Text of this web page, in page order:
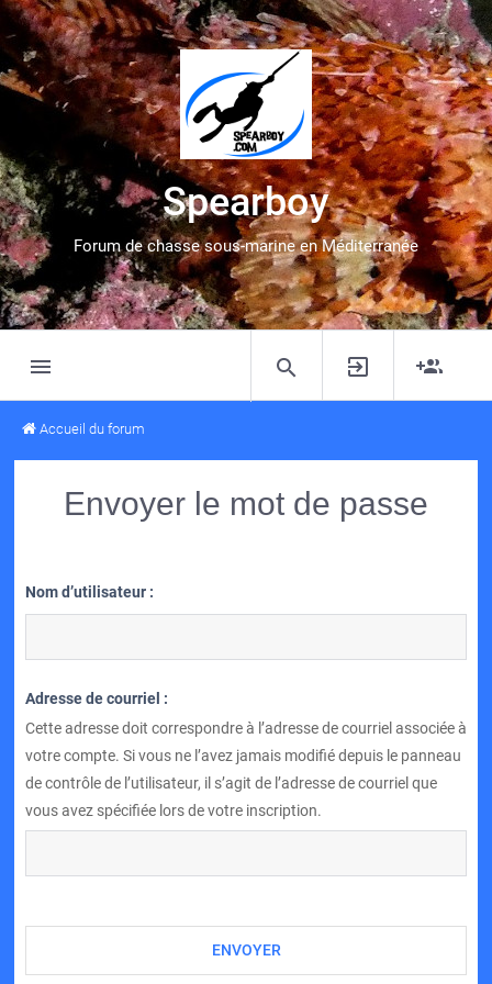
Spearboy
Forum de chasse sous-marine en Méditerranée
Accueil du forum
Envoyer le mot de passe
Nom d’utilisateur :
Adresse de courriel :
Cette adresse doit correspondre à l’adresse de courriel associée à
votre compte. Si vous ne l’avez jamais modifié depuis le panneau
de contrôle de l’utilisateur, il s’agit de l’adresse de courriel que
vous avez spécifiée lors de votre inscription.